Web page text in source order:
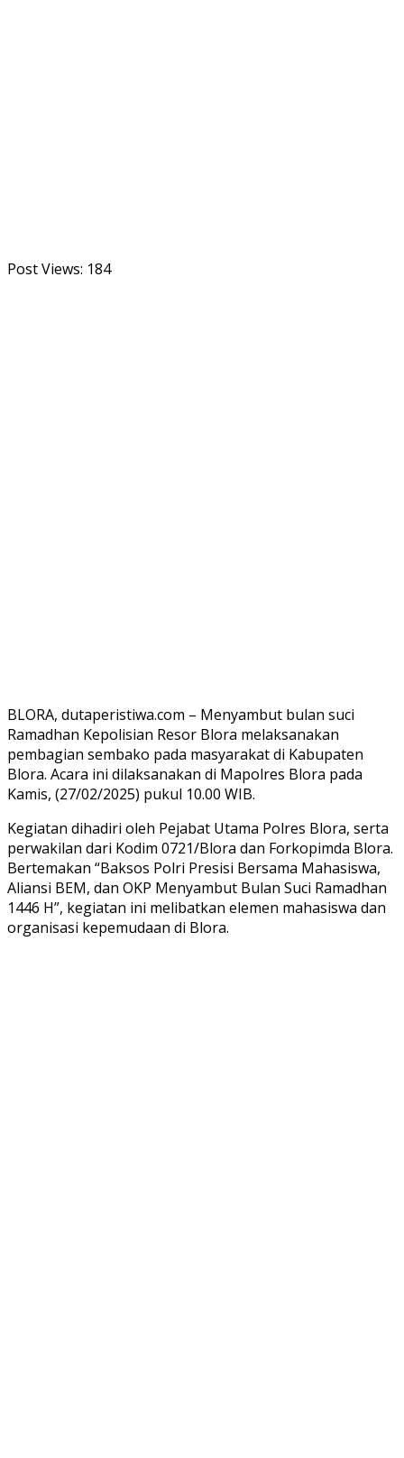
Post Views: 184
BLORA, dutaperistiwa.com – Menyambut bulan suci
Ramadhan Kepolisian Resor Blora melaksanakan
pembagian sembako pada masyarakat di Kabupaten
Blora. Acara ini dilaksanakan di Mapolres Blora pada
Kamis, (27/02/2025) pukul 10.00 WIB.
Kegiatan dihadiri oleh Pejabat Utama Polres Blora, serta
perwakilan dari Kodim 0721/Blora dan Forkopimda Blora.
Bertemakan “Baksos Polri Presisi Bersama Mahasiswa,
Aliansi BEM, dan OKP Menyambut Bulan Suci Ramadhan
1446 H”, kegiatan ini melibatkan elemen mahasiswa dan
organisasi kepemudaan di Blora.